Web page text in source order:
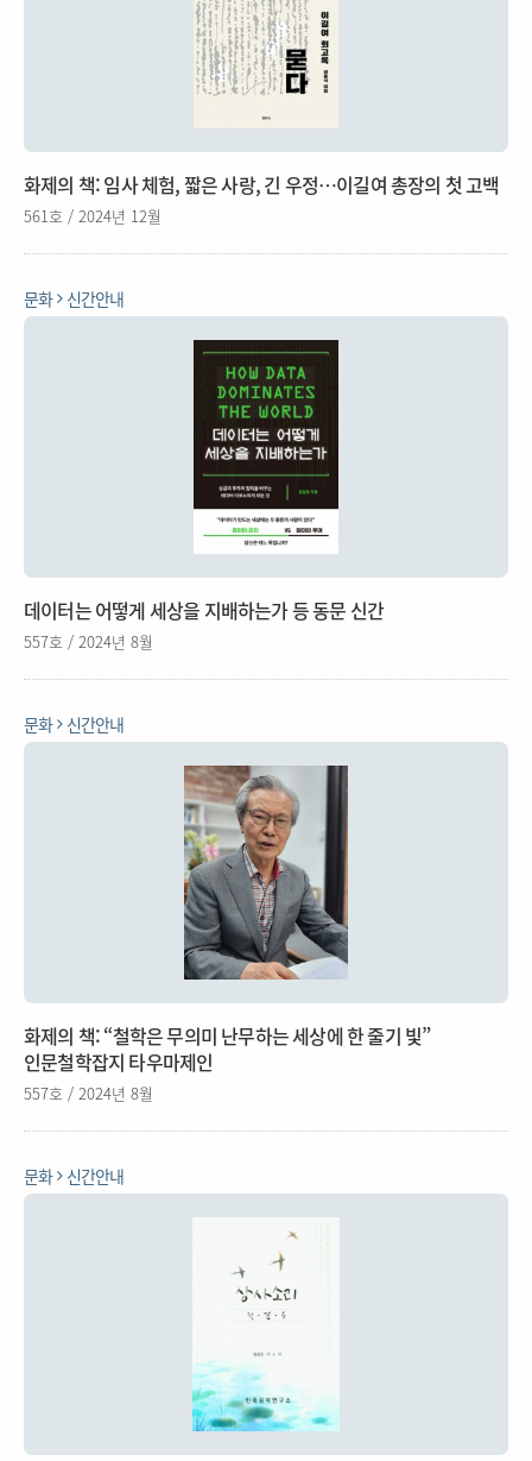
화제의 책: 임사 체험, 짧은 사랑, 긴 우정…이길여 총장의 첫 고백
561호 / 2024년 12월
문화 신간안내
데이터는 어떻게 세상을 지배하는가 등 동문 신간
557호 / 2024년 8월
문화 신간안내
화제의 책: “철학은 무의미 난무하는 세상에 한 줄기 빛”
인문철학잡지 타우마제인
557호 / 2024년 8월
문화 신간안내